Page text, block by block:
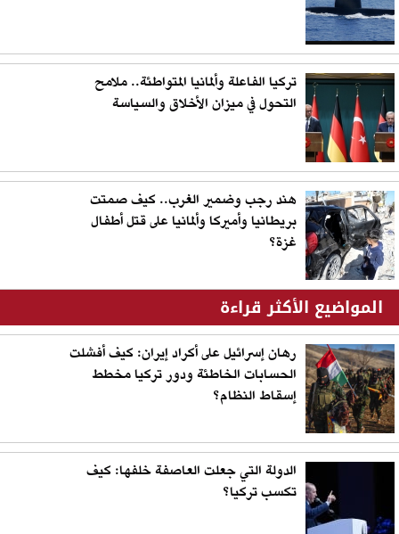
تركيا الفاعلة وألمانيا المتواطئة.. ملامح
التحول في ميزان الأخلاق والسياسة
هند رجب وضمير الغرب.. كيف صمتت
بريطانيا وأميركا وألمانيا على قتل أطفال
غزة؟
المواضيع الأكثر قراءة
رهان إسرائيل على أكراد إيران: كيف أفشلت
الحسابات الخاطئة ودور تركيا مخطط
إسقاط النظام؟
الدولة التي جعلت العاصفة خلفها: كيف
تكسب تركيا؟